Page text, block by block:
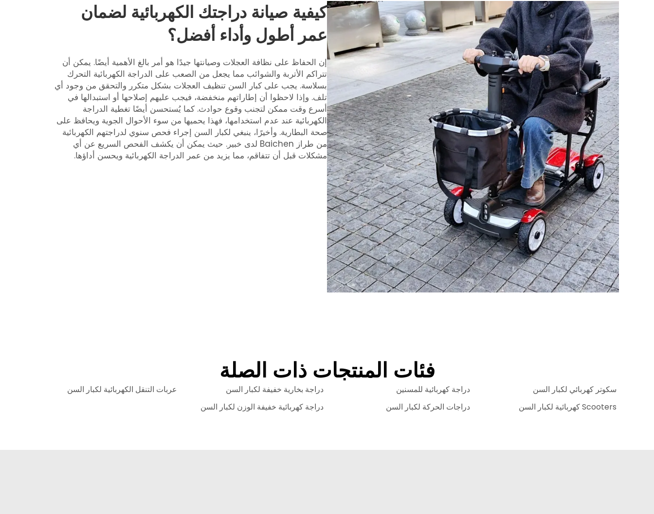
كيفية صيانة دراجتك الكهربائية لضمان
عمر أطول وأداء أفضل؟
إن الحفاظ على نظافة العجلات وصيانتها جيدًا هو أمر بالغ الأهمية أيضًا. يمكن أن
تتراكم الأتربة والشوائب مما يجعل من الصعب على الدراجة الكهربائية التحرك
بسلاسة. يجب على كبار السن تنظيف العجلات بشكل متكرر والتحقق من وجود أي
تلف. وإذا لاحظوا أن إطاراتهم منخفضة، فيجب عليهم إصلاحها أو استبدالها في
أسرع وقت ممكن لتجنب وقوع حوادث. كما يُستحسن أيضًا تغطية الدراجة
الكهربائية عند عدم استخدامها، فهذا يحميها من سوء الأحوال الجوية ويحافظ على
صحة البطارية. وأخيرًا، ينبغي لكبار السن إجراء فحص سنوي لدراجتهم الكهربائية
من طراز Baichen لدى خبير. حيث يمكن أن يكشف الفحص السريع عن أي
مشكلات قبل أن تتفاقم، مما يزيد من عمر الدراجة الكهربائية ويحسن أداؤها.
فئات المنتجات ذات الصلة
سكوتر كهربائي لكبار السن دراجة كهربائية للمسنين دراجة بخارية خفيفة لكبار السن
عربات التنقل الكهربائية لكبار السن
Scooters كهربائية لكبار السن
دراجات الحركة لكبار السن دراجة كهربائية خفيفة الوزن لكبار السن